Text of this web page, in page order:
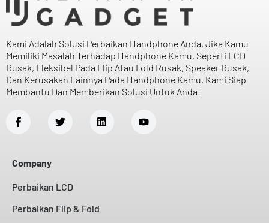
Kami Adalah Solusi Perbaikan Handphone Anda, Jika Kamu
Memiliki Masalah Terhadap Handphone Kamu, Seperti LCD
Rusak, Fleksibel Pada Flip Atau Fold Rusak, Speaker Rusak,
Dan Kerusakan Lainnya Pada Handphone Kamu, Kami Siap
Membantu Dan Memberikan Solusi Untuk Anda!
Company
Perbaikan LCD
Perbaikan Flip & Fold